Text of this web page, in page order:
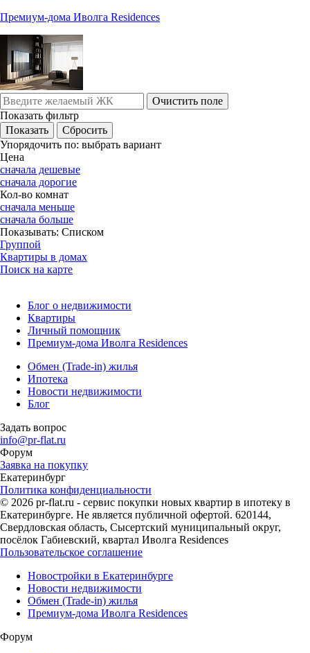
Премиум-дома Иволга Residences
Очистить поле
Показать фильтр
Упорядочить по: выбрать вариант
Цена
сначала дешевые
сначала дорогие
Кол-во комнат
сначала меньше
сначала больше
Показывать: Списком
Группой
Квартиры в домах
Поиск на карте
Блог о недвижимости
Квартиры
Личный помощник
Премиум-дома Иволга Residences
Обмен (Trade-in) жилья
Ипотека
Новости недвижимости
Блог
Задать вопрос
info@pr-flat.ru
Форум
Заявка на покупку
Екатеринбург
Политика конфиденциальности
© 2026 pr-flat.ru - сервис покупки новых квартир в ипотеку в
Екатеринбурге. Не является публичной офертой. 620144,
Свердловская область, Сысертский муниципальный округ,
посёлок Габиевский, квартал Иволга Residences
Пользовательское соглашение
Новостройки в Екатеринбурге
Новости недвижимости
Обмен (Trade-in) жилья
Премиум-дома Иволга Residences
Форум